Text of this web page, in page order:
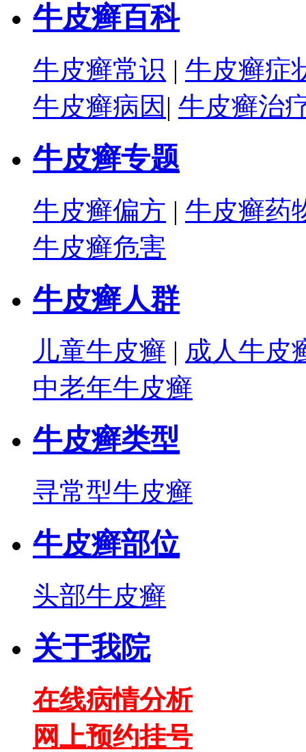
牛皮癣百科
牛皮癣常识 | 牛皮癣症
牛皮癣病因 | 牛皮癣治
牛皮癣专题
牛皮癣偏方 | 牛皮癣药
牛皮癣危害
牛皮癣人群
儿童牛皮癣 | 成人牛皮
中老年牛皮癣
牛皮癣类型
寻常型牛皮癣
牛皮癣部位
头部牛皮癣
关于我院
在线病情分析
网上预约挂号